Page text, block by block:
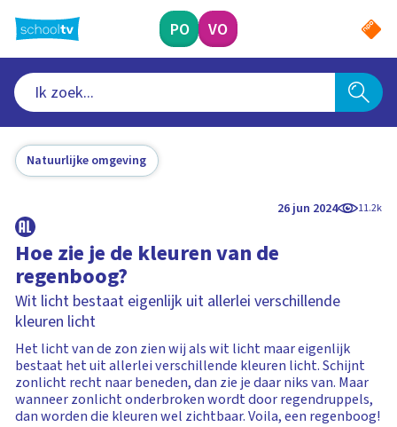
naar
hoofdinhoud
PO VO
Natuurlijke omgeving
26 jun 2024 11.2k
Hoe zie je de kleuren van de
regenboog?
Wit licht bestaat eigenlijk uit allerlei verschillende
kleuren licht
Het licht van de zon zien wij als wit licht maar eigenlijk
bestaat het uit allerlei verschillende kleuren licht. Schijnt
zonlicht recht naar beneden, dan zie je daar niks van. Maar
wanneer zonlicht onderbroken wordt door regendruppels,
dan worden die kleuren wel zichtbaar. Voila, een regenboog!